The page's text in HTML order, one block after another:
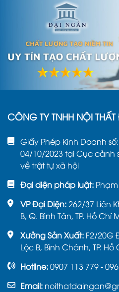
CÔNG TY TNHH NỘI
Giấy Phép Kinh Doanh số:
04/10/2023 tại Cục cảnh
về trật tự xã hội
Đại diện pháp luật:
VP Đại Diện:262/37 Liên
B, Q. Bình Tân, TP. Hồ Chí
Xưởng Sản Xuất: F2/20G
Lộc B, Bình Chánh, TP. Hồ
Hotline:0907 113 779 -
Email: